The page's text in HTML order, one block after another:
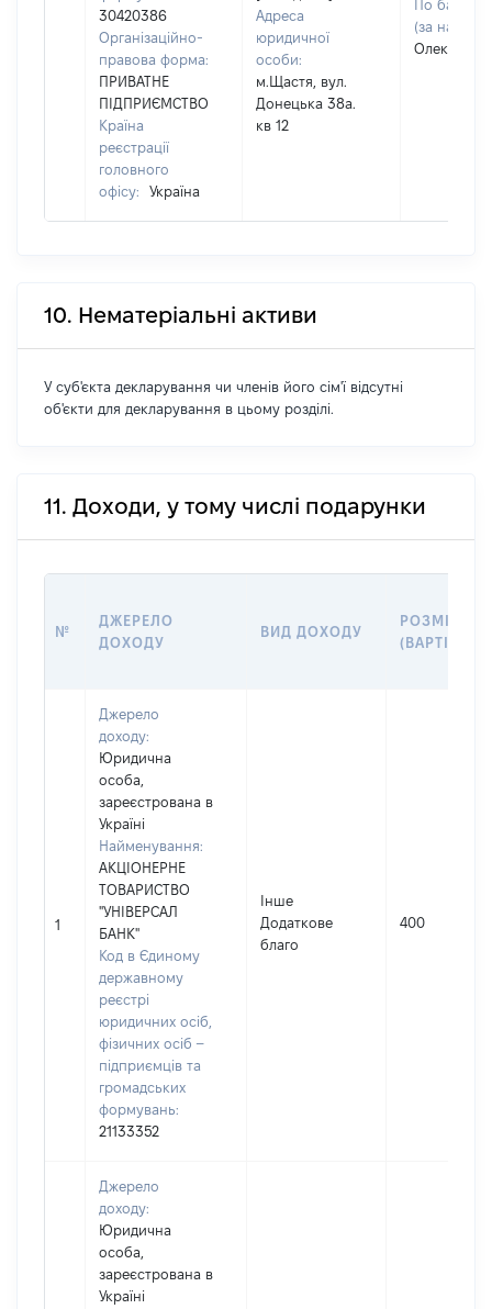
30420386
Організаційно-
правова форма:
ПРИВАТНЕ
ПІДПРИЄМСТВО
Країна
реєстрації
головного
офісу:
Україна
Адреса
юридичної
особи:
м.Щастя, вул.
Донецька 38а.
кв 12
По
(за
10. Нематеріальні активи
У суб'єкта декларування чи членів його сім'ї відсутні
об'єкти для декларування в цьому розділі.
11. Доходи, у тому числі подарунки
№
ДЖЕРЕЛО
ДОХОДУ
ВИД ДОХОДУ
РОЗМІР
(ВАРТІСТЬ)
1
Джерело
доходу:
Юридична
особа,
зареєстрована в
Україні
Найменування:
АКЦІОНЕРНЕ
ТОВАРИСТВО
"УНІВЕРСАЛ
БАНК"
Код в Єдиному
державному
реєстрі
юридичних осіб,
фізичних осіб –
підприємців та
громадських
формувань:
21133352
Інше
Додаткове
благо
400
Джерело
доходу:
Юридична
особа,
зареєстрована в
Україні